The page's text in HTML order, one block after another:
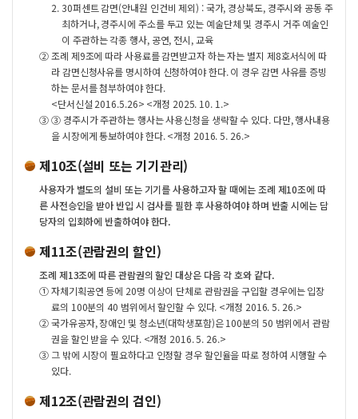
2.30퍼센트 감면(안내원 인건비 제외) : 국가, 경상북도, 경주시와 공동 주
최하거나, 경주시에 주소를 두고 있는 예술단체 및 경주시 거주 예술인
이 주관하는 각종 행사, 공연, 전시, 교육
②조례 제9조에 따라 사용료를 감면받고자 하는 자는 별지 제8호서식에 따
라 감면신청사유를 명시하여 신청하여야 한다. 이 경우 감면 사유를 증빙
하는 문서를 첨부하여야 한다.
<단서신설 2016.5.26> <개정 2025. 10. 1.>
③③ 경주시가 주관하는 행사는 사용신청을 생략할 수 있다. 다만, 행사내용
을 시장에게 통보하여야 한다. <개정 2016. 5. 26.>
제10조(설비 또는 기기관리)
사용자가 별도의 설비 또는 기기를 사용하고자 할 때에는 조례 제10조에 따
른 사전승인을 받아 반입 시 검사를 필한 후 사용하여야 하며 반출 시에는 담
당자의 입회하에 반출하여야 한다.
제11조(관람권의 할인)
조례 제13조에 따른 관람권의 할인 대상은 다음 각 호와 같다.
①자체기획공연 등에 20명 이상이 단체로 관람권을 구입할 경우에는 입장
료의 100분의 40 범위에서 할인할 수 있다. <개정 2016. 5. 26.>
②국가유공자, 장애인 및 청소년(대학생포함)은 100분의 50 범위에서 관람
권을 할인 받을 수 있다. <개정 2016. 5. 26.>
③ 그 밖에 시장이 필요하다고 인정할 경우 할인율을 따로 정하여 시행할 수
있다.
제12조(관람권의 검인)